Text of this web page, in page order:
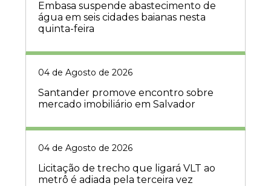
Embasa suspende abastecimento de
água em seis cidades baianas nesta
quinta-feira
04 de Agosto de 2026
Santander promove encontro sobre
mercado imobiliário em Salvador
04 de Agosto de 2026
Licitação de trecho que ligará VLT ao
metrô é adiada pela terceira vez